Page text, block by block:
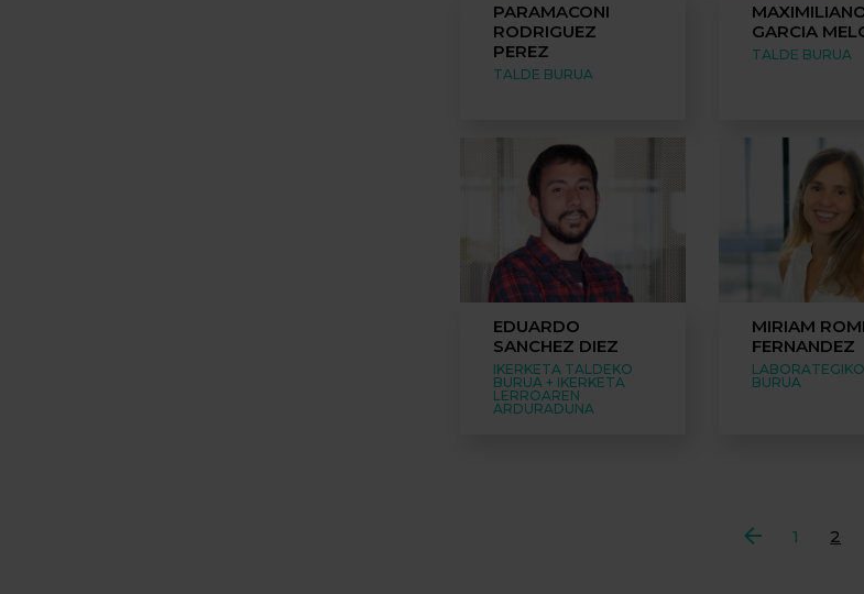
PARAMACONI
RODRIGUEZ
PEREZ
TALDE BURUA
GARCIA
TALDE BURUA
EDUARDO
SANCHEZ DIEZ
IKERKETA TALDEKO
BURUA + IKERKETA
LERROAREN
ARDURADUNA
MIRIAM
FERNANDEZ
LABORATEGIKO
BURUA
Aurrekoa
1 2